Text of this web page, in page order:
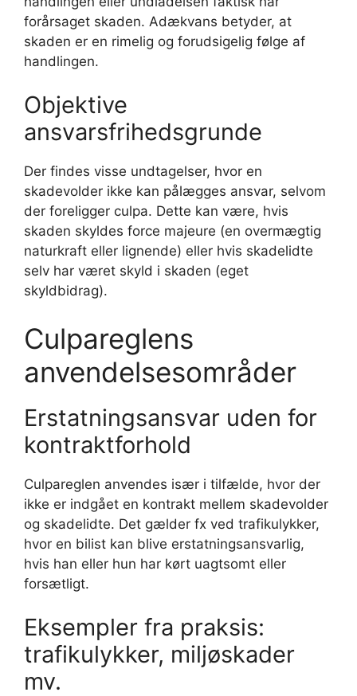
forårsaget skaden. Adækvans betyder, at
skaden er en rimelig og forudsigelig følge af
handlingen.
Objektive
ansvarsfrihedsgrunde
Der findes visse undtagelser, hvor en
skadevolder ikke kan pålægges ansvar, selvom
der foreligger culpa. Dette kan være, hvis
skaden skyldes force majeure (en overmægtig
naturkraft eller lignende) eller hvis skadelidte
selv har været skyld i skaden (eget
skyldbidrag).
Culpareglens
anvendelsesområder
Erstatningsansvar uden for
kontraktforhold
Culpareglen anvendes især i tilfælde, hvor der
ikke er indgået en kontrakt mellem skadevolder
og skadelidte. Det gælder fx ved trafikulykker,
hvor en bilist kan blive erstatningsansvarlig,
hvis han eller hun har kørt uagtsomt eller
forsætligt.
Eksempler fra praksis:
trafikulykker, miljøskader
mv.